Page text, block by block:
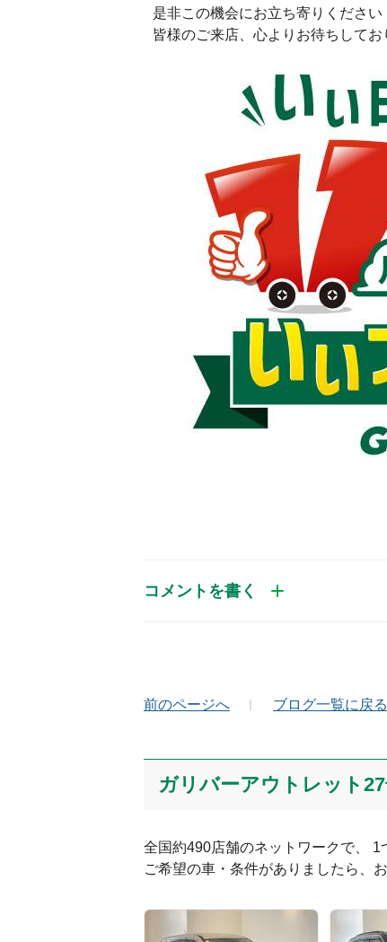
是非この機会にお立ち寄りください
皆様のご来店、心よりお待ちしてお
コメントを書く
Captcha
前のページへ ブログ一覧に戻る
ガリバーアウトレット
全国約490店舗のネットワークで、 1
ご希望の車・条件がありましたら、